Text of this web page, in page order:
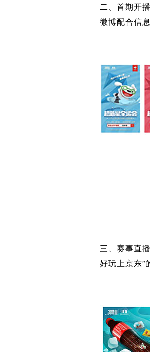
二、首期开
微博配合信
三、赛事直
好玩上京东”